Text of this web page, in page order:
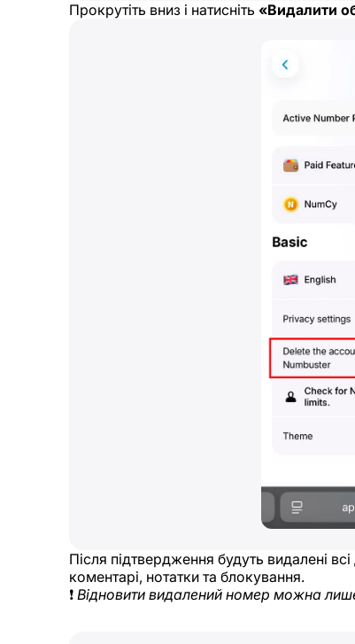
Прокрутіть вниз і натисніть «Видалити
Після підтвердження будуть видалені
коментарі, нотатки та блокування.
❗ Відновити видалений номер можна